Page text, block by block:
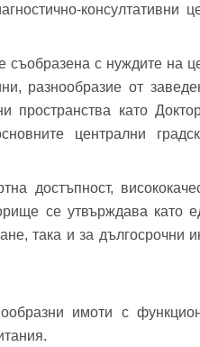
Регистрация
консултативни
с нуждите на
разнообразие от
като
централни
достъпност,
се утвърждава като
така и за дългосрочни
имоти с